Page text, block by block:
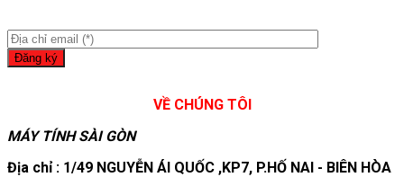
VỀ CHÚNG TÔI
MÁY TÍNH SÀI GÒN
Địa chỉ : 1/49 NGUYỄN ÁI QUỐC ,KP7, P.HỐ NAI - BIÊN HÒA